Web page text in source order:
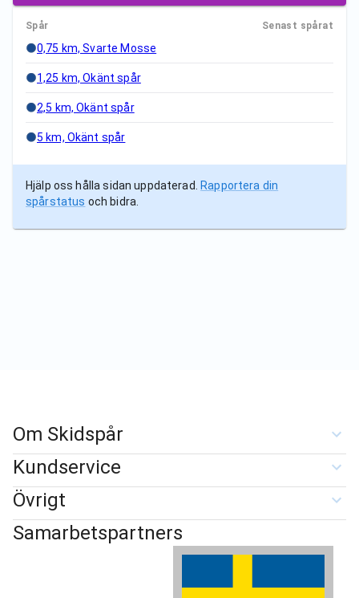
Spår Senast spårat
0,75 km, Svarte Mosse
1,25 km, Okänt spår
2,5 km, Okänt spår
5 km, Okänt spår
Hjälp oss hålla sidan uppdaterad.
Rapportera din
spårstatus och bidra.
Om Skidspår
Kundservice
Övrigt
Samarbetspartners